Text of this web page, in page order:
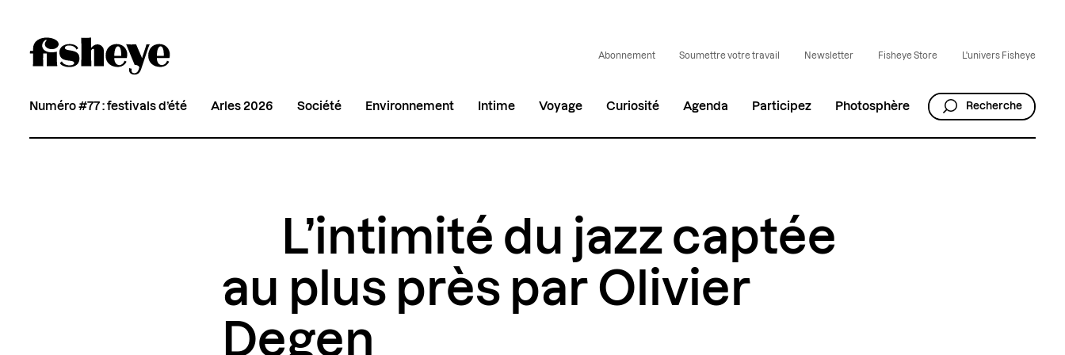
Abonnement Soumettre votre travail Newsletter Fisheye Store L'univers Fisheye
Numéro #77 : festivals d’été Arles 2026 Société Environnement Intime Voyage Curiosité Agenda Participez Photosphère Recherche
L’intimité du jazz captée
au plus près par Olivier
Degen